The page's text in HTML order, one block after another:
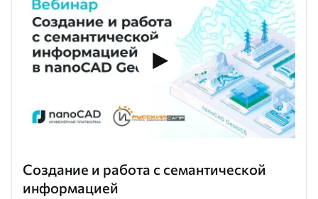
Создание и работа с семантической
информацией